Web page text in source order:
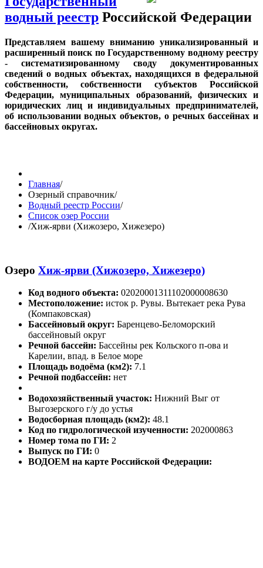
водный реестр Российской Федерации
Представляем вашему вниманию уникализированный и
расширенный поиск по Государственному водному реестру
- систематизированному своду документированных
сведений о водных объектах, находящихся в федеральной
собственности, собственности субъектов Российской
Федерации, муниципальных образований, физических и
юридических лиц и индивидуальных предпринимателей,
об использовании водных объектов, о речных бассейнах и
бассейновых округах.
Главная/
Озерный справочник/
Водный реестр России/
Список озер России
/Хиж-ярви (Хижозеро, Хижезеро)
Озеро Хиж-ярви (Хижозеро, Хижезеро)
Код водного объекта: 02020001311102000008630
Местоположение: исток р. Рувы. Вытекает река Рува
(Компаковская)
Бассейновый округ: Баренцево-Беломорский
бассейновый округ
Речной бассейн: Бассейны рек Кольского п-ова и
Карелии, впад. в Белое море
Площадь водоёма (км2): 7.1
Речной подбассейн: нет
Водохозяйственный участок: Нижний Выг от
Выгозерского г/у до устья
Водосборная площадь (км2): 48.1
Код по гидрологической изученности: 202000863
Номер тома по ГИ: 2
Выпуск по ГИ: 0
ВОДОЕМ на карте Российской Федерации: